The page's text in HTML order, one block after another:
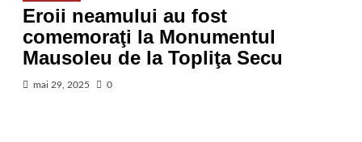
Eroii neamului au fost
comemoraţi la Monumentul
Mausoleu de la Topliţa Secu
mai 29, 2025 0